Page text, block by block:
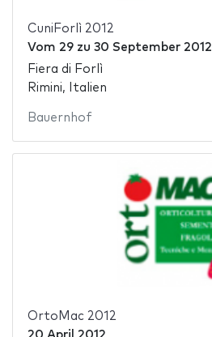
CuniForlì 2012
Vom 29zu 30 September 2012
Fiera di Forlì
Rimini, Italien
Bauernhof
OrtoMac 2012